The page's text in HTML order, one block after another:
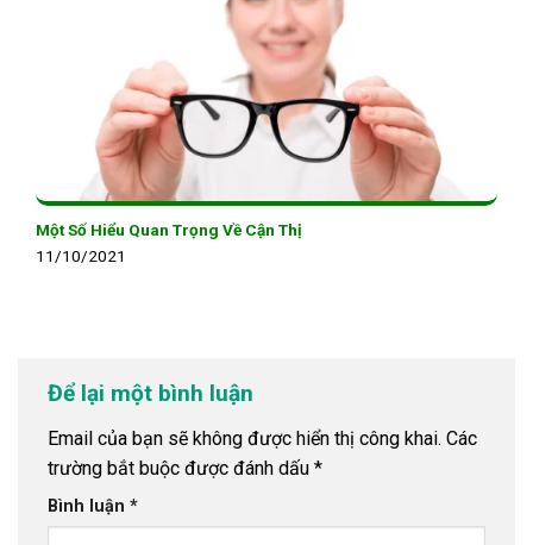
Một Số Hiểu Quan Trọng Về Cận Thị
11/10/2021
Để lại một bình luận
Email của bạn sẽ không được hiển thị công khai. Các
trường bắt buộc được đánh dấu *
Bình luận *